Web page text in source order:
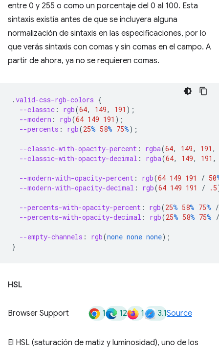
entre 0 y 255 o como un porcentaje del 0 al 100. Esta
sintaxis existía antes de que se incluyera alguna
normalización de sintaxis en las especificaciones, por lo
que verás sintaxis con comas y sin comas en el campo. A
partir de ahora, ya no se requieren comas.
.valid-css-rgb-colors {
--classic : rgb(64, 149, 191 );
--modern : rgb(64 149 191 );
--percents : rgb(25% 58% 75%);
--classic-with-opacity-percent : rgba(64, 149, 191 ,
--classic-with-opacity-decimal : rgba(64, 149, 191 ,
--modern-with-opacity-percent : rgb(64 149 191 / 50
--modern-with-opacity-decimal : rgb(64 149 191 / .5
--percents-with-opacity-percent : rgb(25% 58% 75% /
--percents-with-opacity-decimal : rgb(25% 58% 75% /
--empty-channels : rgb(none none none);
}
HSL
Browser Support 1 12 1 3.1Source
El HSL (saturación de matiz y luminosidad), uno de los